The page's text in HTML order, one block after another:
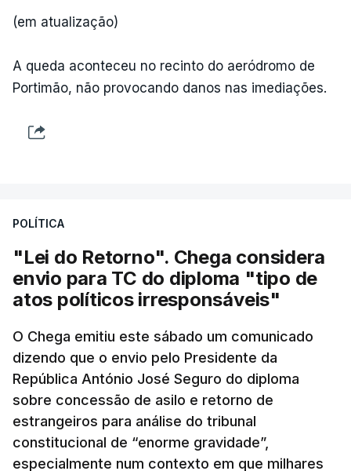
(em atualização)
A queda aconteceu no recinto do aeródromo de
Portimão, não provocando danos nas imediações.
POLÍTICA
"Lei do Retorno". Chega considera
envio para TC do diploma "tipo de
atos políticos irresponsáveis"
O Chega emitiu este sábado um comunicado
dizendo que o envio pelo Presidente da
República António José Seguro do diploma
sobre concessão de asilo e retorno de
estrangeiros para análise do tribunal
constitucional de “enorme gravidade”,
especialmente num contexto em que milhares